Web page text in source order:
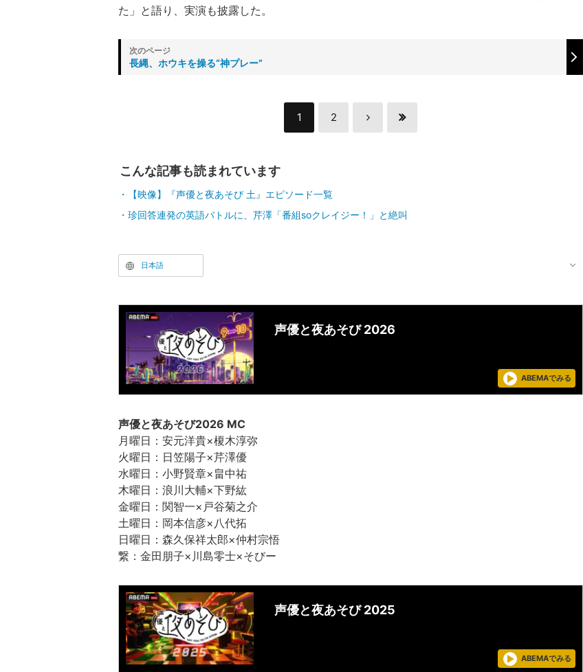
た」と語り、実演も披露した。
長縄、ホウキを操る“神プレー”
1 2
こんな記事も読まれています
【映像】『声優と夜あそび 土』エピソード一覧
珍回答連発の英語バトルに、芹澤「番組soクレイジー！」と絶叫
日本語
声優と夜あそび 2026
ABEMAでみる
声優と夜あそび2026 MC
月曜日：安元洋貴×榎木淳弥
火曜日：日笠陽子×芹澤優
水曜日：小野賢章×畠中祐
木曜日：浪川大輔×下野紘
金曜日：関智一×戸谷菊之介
土曜日：岡本信彦×八代拓
日曜日：森久保祥太郎×仲村宗悟
繋：金田朋子×川島零士×そびー
声優と夜あそび 2025
ABEMAでみる